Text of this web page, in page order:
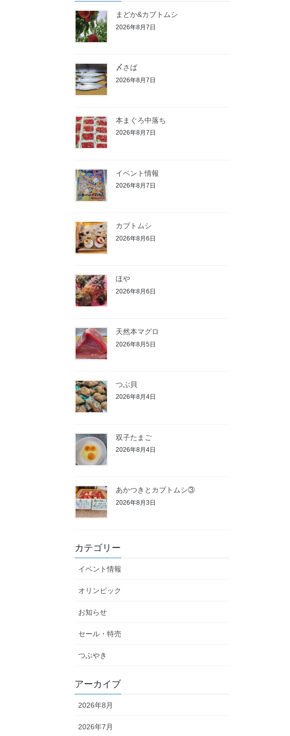
まどか&カブトムシ
2026年8月7日
〆さば
2026年8月7日
本まぐろ中落ち
2026年8月7日
イベント情報
2026年8月7日
カブトムシ
2026年8月6日
ほや
2026年8月6日
天然本マグロ
2026年8月5日
つぶ貝
2026年8月4日
双子たまご
2026年8月4日
あかつきとカブトムシ③
2026年8月3日
カテゴリー
イベント情報
オリンピック
お知らせ
セール・特売
つぶやき
アーカイブ
2026年8月
2026年7月